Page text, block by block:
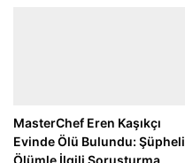
MasterChef Eren Kaşıkçı
Evinde Ölü Bulundu: Şüpheli